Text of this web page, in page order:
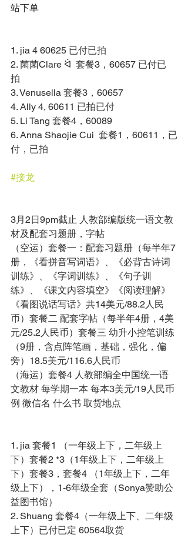
站下单
1. jia 4 60625 已付已拍
2. 菌菌Clare ᐛ  套餐3，60657 已付已
拍
3. Venusella 套餐3，60657
4. Ally 4, 60611 已拍已付
5. Li Tang 套餐4，60089
6. Anna Shaojie Cui  套餐1，60611，已
付，已拍
#接龙
3月2日9pm截止 人教部编版统一语文教
材及配套习题册，字帖
（空运）套餐一：配套习题册（每半年7
册，《看拼音写词语》、《必背古诗词
训练》、《字词训练》、《句子训
练》、《课文内容填空》《阅读理解》
《看图说话写话》共14美元/88.2人民
币）套餐二 配套字帖（每半年4册，4美
元/25.2人民币）套餐三 幼升小控笔训练
（9册，含点阵笔画，基础，强化，偏
旁）18.5美元/116.6人民币
（海运）套餐4 人教部编全中国统一语
文教材 每学期一本 每本3美元/19人民币
例 微信名 什么书 取货地点
1. jia 套餐1 （一年级上下，二年级上
下）套餐2 *3（1年级上下，二年级上
下）套餐3，套餐4 （1年级上下，二年
级上下），1-6年级全套（Sonya赞助公
益图书馆）
2. Shuang 套餐4（一年级上下、二年级
上下）已付已定 60564取货